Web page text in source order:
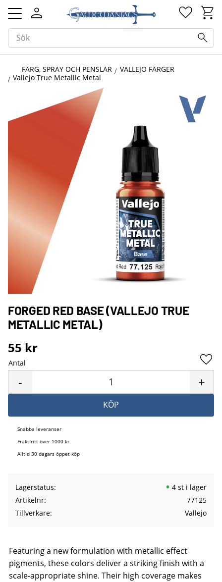
Meny
FÄRG, SPRAY OCH PENSLAR
VALLEJO FÄRGER
Vallejo True Metallic Metal
FORGED RED BASE (VALLEJO TRUE
METALLIC METAL)
55 kr
Antal
+
-
KÖP
Snabba leveranser
Fraktfritt över 1000 kr
Alltid 30 dagars öppet köp
Lagerstatus
4 st i lager
Artikelnr
77125
Tillverkare
Vallejo
Featuring a new formulation with metallic effect
pigments, these colors deliver a striking finish with a
scale-appropriate shine. Their high coverage makes